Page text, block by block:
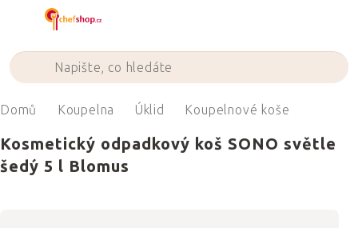
Domů Koupelna Úklid Koupelnové koše
Kosmetický odpadkový koš SONO světle
šedý 5 l Blomus